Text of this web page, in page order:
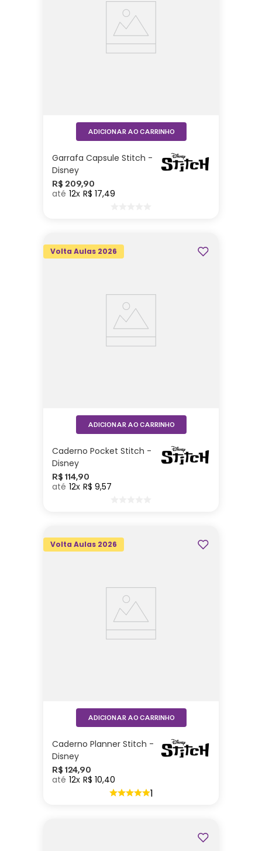
Garrafa Capsule Stitch -
Disney
R$ 209,90
12 R$ 17,49
ADICIONAR AO CARRINHO
Volta Aulas 2026
Caderno Pocket Stitch -
Disney
R$ 114,90
12 R$ 9,57
ADICIONAR AO CARRINHO
Volta Aulas 2026
Caderno Planner Stitch -
Disney
R$ 124,90
12 R$ 10,40
1
ADICIONAR AO CARRINHO